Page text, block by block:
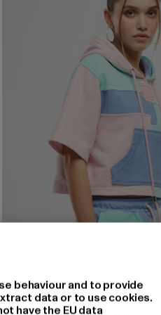
VON DUTCH
MION
behaviour and to provide
data or to use cookies.
have the EU data